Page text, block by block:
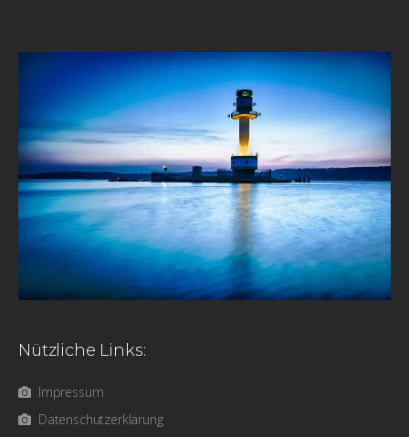
Nützliche Links:
Impressum
Datenschutzerklärung